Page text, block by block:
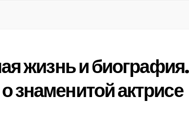
жизнь и биография.
актрисе